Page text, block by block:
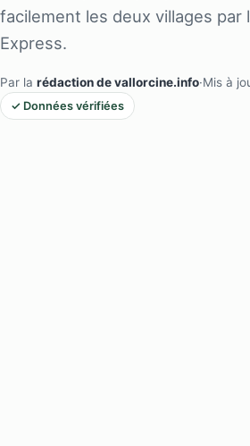
facilement les deux villages par
Express.
Par la rédaction de vallorcine.info·Mis à
✓ Données vérifiées